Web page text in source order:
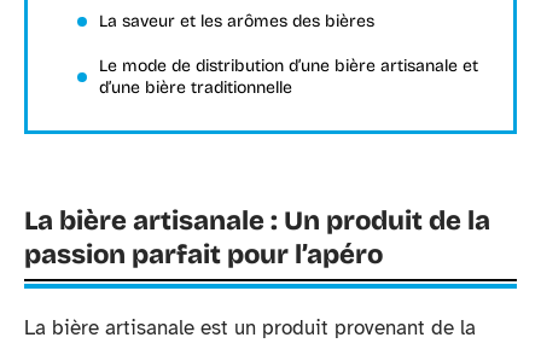
La saveur et les arômes des bières
Le mode de distribution d’une bière artisanale et
d’une bière traditionnelle
La bière artisanale : Un produit de la
passion parfait pour l’apéro
La bière artisanale est un produit provenant de la